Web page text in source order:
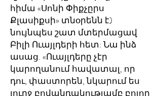
հիմա «Սոնի Փիքչըրս
Քլասիքսի» տնօրենն է)
նույնպես շատ մտերմացավ
Բիլի Ուայլդերի հետ: Նա ինձ
ասաց. «Ուայլդերը չէր
կարողանում հավատալ, որ
դու, փաստորեն, նկարում ես
լուրջ բովանդակությամբ բոլոր